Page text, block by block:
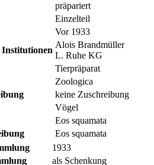
präpariert
Einzelteil
Vor 1933
Institutionen
Alois Brandmüller
L. Ruhe KG
Tierpräparat
Zoologica
keine Zuschreibung
Vögel
Eos squamata
Eos squamata
1933
als Schenkung